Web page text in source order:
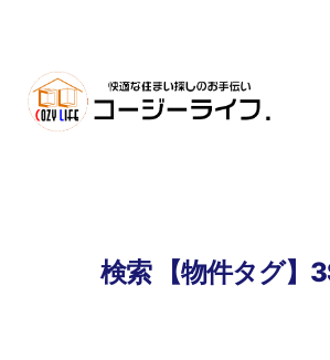
検索 【物件タグ】